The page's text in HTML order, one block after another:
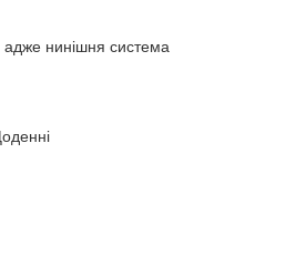
адже нинішня система